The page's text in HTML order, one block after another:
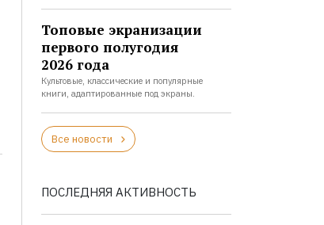
Топовые экранизации
первого полугодия
2026 года
Культовые, классические и популярные
книги, адаптированные под экраны.
Все новости
ПОСЛЕДНЯЯ АКТИВНОСТЬ